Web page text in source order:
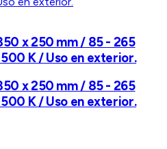
x 250 mm / 85 - 265
K / Uso en exterior.
x 250 mm / 85 - 265
K / Uso en exterior.